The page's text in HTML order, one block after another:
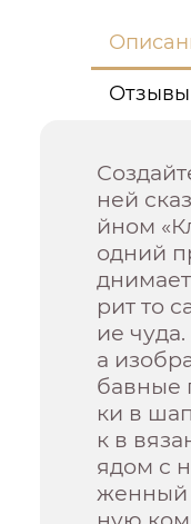
Отзывы
ней
йном
одний
рит то
ие
а
бавные
ки в
к в
ядом с
женный